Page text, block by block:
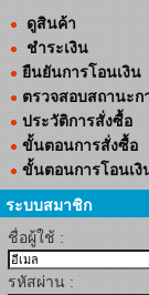
ดูสินค้า
ชำระเงิน
ยืนยันการโอนเงิน
ตรวจสอบสถานะก
ประวัติการสั่งซื้อ
ขั้นตอนการสั่งซื้อ
ขั้นตอนการโอนเงิ
ระบบสมาชิก
ชื่อผู้ใช้ :
รหัสผ่าน :